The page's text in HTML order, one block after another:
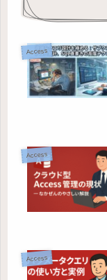
Access
Access
Access